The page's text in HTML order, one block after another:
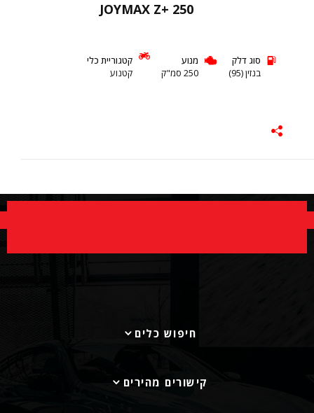
JOYMAX Z+ 250
סוג דלק
בנזין (95)
מנוע
250 סמ"ק
קטגוריית כלי
קטנוע
חיפוש כלים
קישורים מהירים